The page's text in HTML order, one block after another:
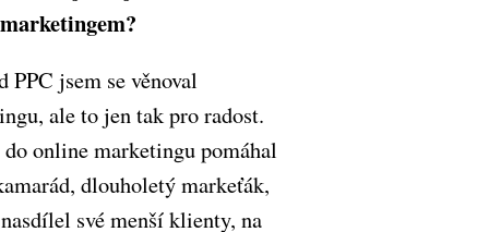
PPC jsem se věnoval
ale to jen tak pro radost.
online marketingu pomáhal
dlouholetý markeťák,
své menší klienty, na